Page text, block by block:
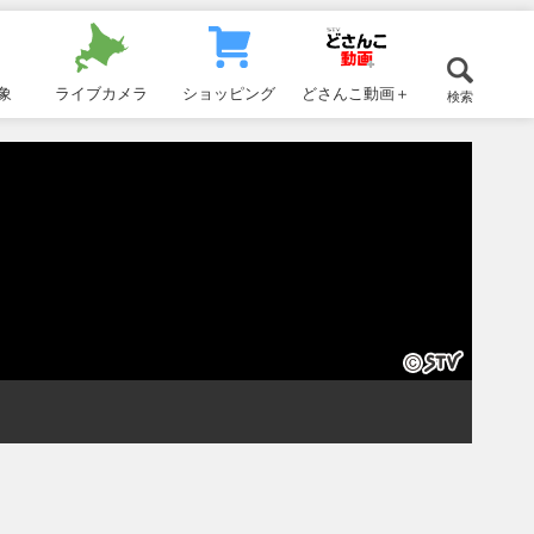
ライブカメラ ショッピング どさんこ動画＋ 検索